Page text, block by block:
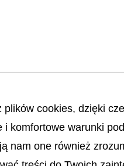
plików cookies, dzięki
i komfortowe warunki
nam one również